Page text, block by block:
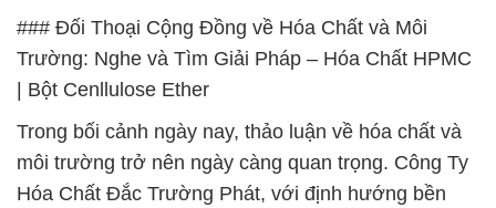
### Đối Thoại Cộng Đồng về Hóa Chất và Môi
Trường: Nghe và Tìm Giải Pháp – Hóa Chất HPMC
| Bột Cenllulose Ether
Trong bối cảnh ngày nay, thảo luận về hóa chất và
môi trường trở nên ngày càng quan trọng. Công Ty
Hóa Chất Đắc Trường Phát, với định hướng bền